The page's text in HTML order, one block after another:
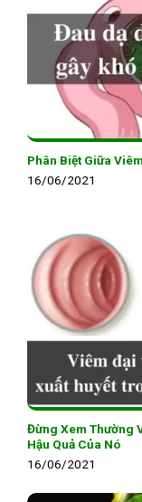
Phân Biệt Giữa
16/06/2021
Đừng Xem Thường
Hậu Quả Của Nó
16/06/2021